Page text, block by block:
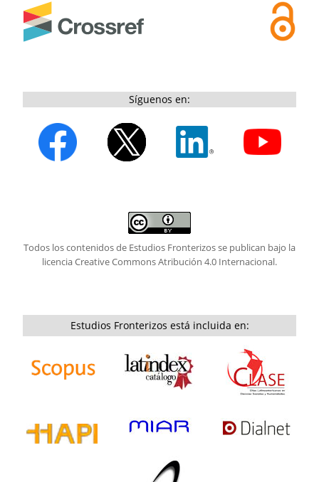
Síguenos en:
Todos los contenidos de Estudios Fronterizos se publican bajo la
licenciaCreative Commons Atribución 4.0 Internacional.
Estudios Fronterizos está incluida en: